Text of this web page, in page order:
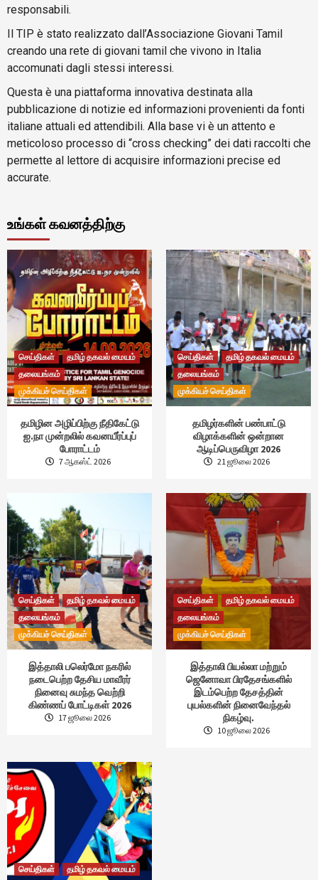
responsabili.
Il TIP è stato realizzato dall’Associazione Giovani Tamil
creando una rete di giovani tamil che vivono in Italia
accomunati dagli stessi interessi.
Questa è una piattaforma innovativa destinata alla
pubblicazione di notizie ed informazioni provenienti da fonti
italiane attuali ed attendibili. Alla base vi è un attento e
meticoloso processo di “cross checking” dei dati raccolti che
permette al lettore di acquisire informazioni precise ed
accurate.
உங்கள் கவனத்திற்கு
செய்திகள்
தமிழ் தகவல் மையம்
தலையங்கம்
முக்கியச் செய்திகள்
தமிழின அழிப்பிற்கு நீதிகேட்டு
ஐ.நா முன்றலில் கவனயீர்ப்புப்
போராட்டம்
7 ஆகஸ்ட் 2026
செய்திகள்
தமிழ் தகவல் மையம்
தலையங்கம்
முக்கியச் செய்திகள்
தமிழர்களின் பண்பாட்டு
விழாக்களின் ஒன்றான
ஆடிப்பெருவிழா 2026
21 ஜூலை 2026
செய்திகள்
தமிழ் தகவல் மையம்
தலையங்கம்
முக்கியச் செய்திகள்
இத்தாலி பலெர்மோ நகரில்
நடைபெற்ற தேசிய மாவீரர்
நினைவு சுமந்த வெற்றி
கிண்ணப் போட்டிகள் 2026
17 ஜூலை 2026
செய்திகள்
தமிழ் தகவல் மையம்
தலையங்கம்
முக்கியச் செய்திகள்
இத்தாலி பியல்லா மற்றும்
ஜெனோவா பிரதேசங்களில்
இடம்பெற்ற தேசத்தின்
புயல்களின் நினைவேந்தல்
நிகழ்வு.
10 ஜூலை 2026
செய்திகள் தமிழ் தகவல் மையம்